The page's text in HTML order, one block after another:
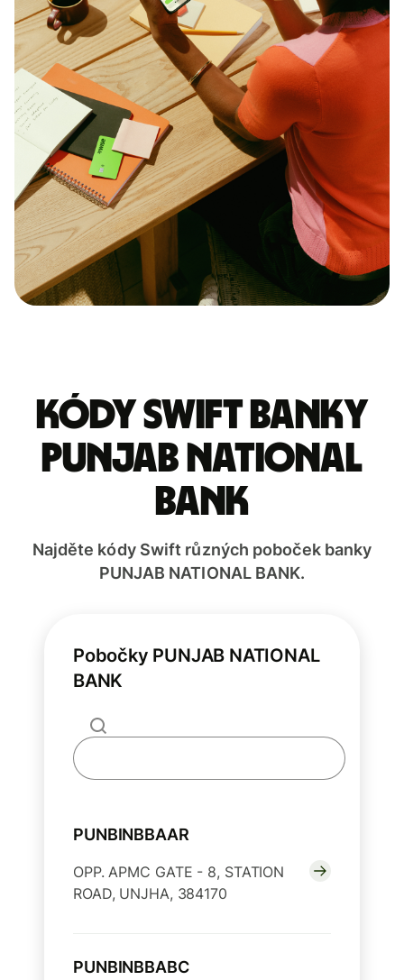
Kódy Swift banky
PUNJAB NATIONAL
BANK
Najděte kódy Swift různých poboček banky
PUNJAB NATIONAL BANK.
Pobočky PUNJAB NATIONAL
BANK
PUNBINBBAAR
OPP. APMC GATE - 8, STATION
ROAD, UNJHA, 384170
PUNBINBBABC